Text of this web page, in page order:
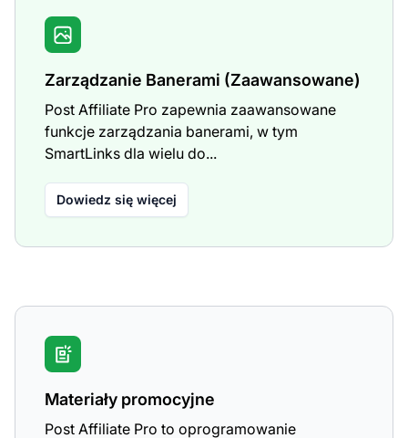
Zarządzanie Banerami (Zaawansowane)
Post Affiliate Pro zapewnia zaawansowane
funkcje zarządzania banerami, w tym
SmartLinks dla wielu do...
Dowiedz się więcej
Materiały promocyjne
Post Affiliate Pro to oprogramowanie